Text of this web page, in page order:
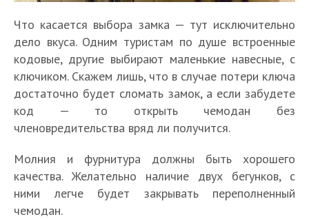
Что касается выбора замка — тут исключительно
дело вкуса. Одним туристам по душе встроенные
кодовые, другие выбирают маленькие навесные, с
ключиком. Скажем лишь, что в случае потери ключа
достаточно будет сломать замок, а если забудете
код — то открыть чемодан без
членовредительства вряд ли получится.
Молния и фурнитура должны быть хорошего
качества. Желательно наличие двух бегунков, с
ними легче будет закрывать переполненный
чемодан.